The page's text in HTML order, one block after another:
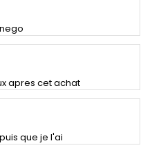
apres cet achat
que je l'ai